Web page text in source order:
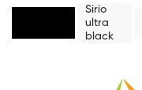
Sirio
ultra
black